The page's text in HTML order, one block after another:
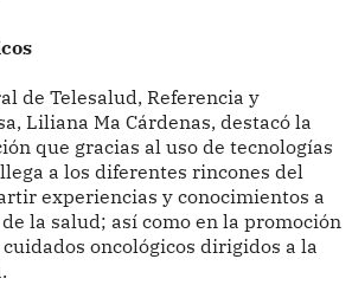
de Telesalud, Referencia y
Liliana Ma Cárdenas, destacó la
que gracias al uso de tecnologías
a los diferentes rincones del
experiencias y conocimientos a
la salud; así como en la promoción
oncológicos dirigidos a la